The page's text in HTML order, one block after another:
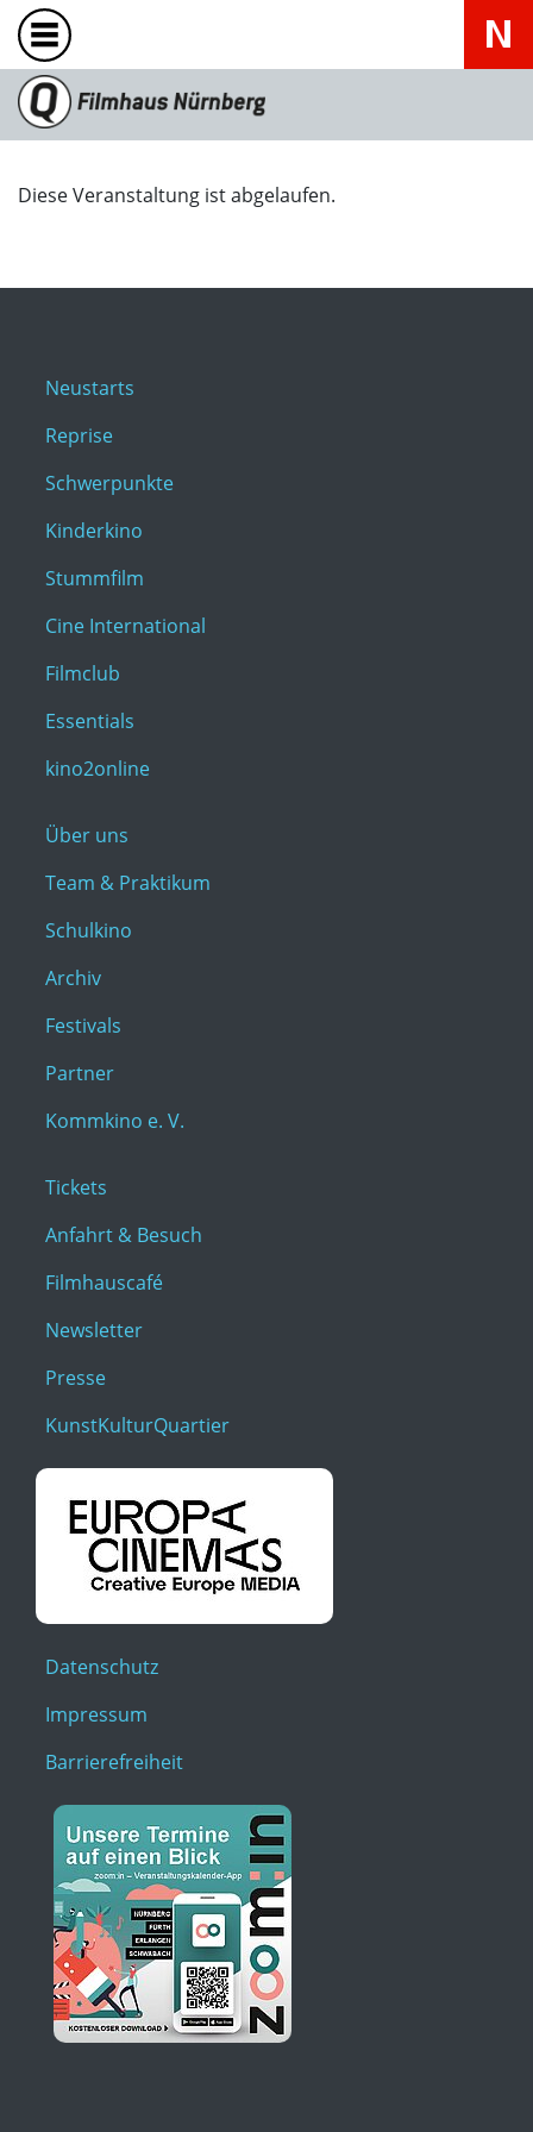
Diese Veranstaltung ist abgelaufen.
Neustarts
Reprise
Schwerpunkte
Kinderkino
Stummfilm
Cine International
Filmclub
Essentials
kino2online
Über uns
Team & Praktikum
Schulkino
Archiv
Festivals
Partner
Kommkino e. V.
Tickets
Anfahrt & Besuch
Filmhauscafé
Newsletter
Presse
KunstKulturQuartier
Datenschutz
Impressum
Barrierefreiheit